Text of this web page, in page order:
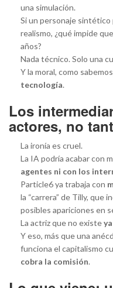
una simulación.
Si un personaje sintético
realismo, ¿qué impide
años?
Nada técnico. Solo una
Y la moral, como
tecnología.
Los
actores, no
La ironía es cruel.
La IA podría acabar con
agentes ni con los
Particle6 ya trabaja con
la “carrera” de Tilly, que
posibles apariciones en
La actriz que no existe
Y eso, más que una
funciona el capitalismo
cobra la comisión.